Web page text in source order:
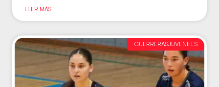
LEER MÁS
GUERRERASJUVENILES